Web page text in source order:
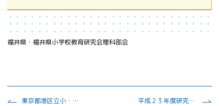
福井県・福井県小学校教育研究会理科部会
東京都港区立小・中学校教育研究会理科部会 平成２３年度研究発表会